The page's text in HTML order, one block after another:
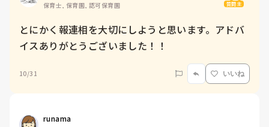
保育士, 保育園, 認可保育園 質問主
とにかく報連相を大切にしようと思います。アドバ
イスありがとうございました！！
10/31 いいね
runama